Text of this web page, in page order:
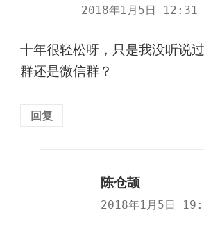
道：
2018年1月5日 12:31
十年很轻松呀，只是我没听说
群还是微信群？
回复
陈仓颉
道：
2018年1月5日